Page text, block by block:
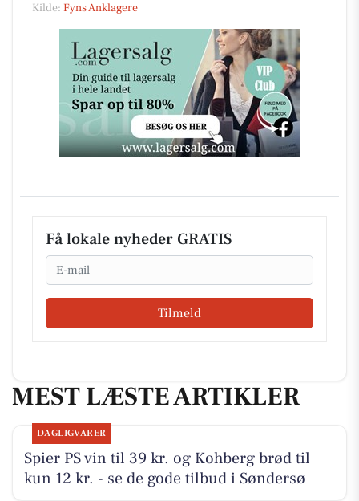
Kilde: Fyns Anklagere
Få lokale nyheder GRATIS
Email
Tilmeld
MEST LÆSTE ARTIKLER
DAGLIGVARER
Spier PS vin til 39 kr. og Kohberg brød til
kun 12 kr. - se de gode tilbud i Søndersø